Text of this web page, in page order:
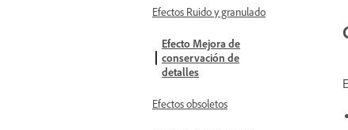
Efectos Ruido y granulado
Efecto Mejora de
conservación de
detalles
Efectos obsoletos